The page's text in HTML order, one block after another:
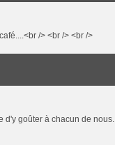
/> <br /> <br />
d'y goûter à chacun de